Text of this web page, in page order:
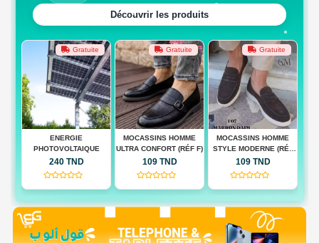
Découvrir les produits
Gratuite
ENERGIE
PHOTOVOLTAIQUE
240 TND
(0)
Gratuite
MOCASSINS HOMME
ULTRA CONFORT (RÉF F)
109 TND
(0)
Gratuite
MOCASSINS HOMME
STYLE MODERNE (RÉF
F)
109 TND
(0)